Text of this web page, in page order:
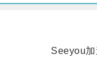
Seeyou加速